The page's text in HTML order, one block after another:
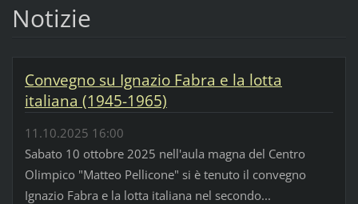
Notizie
Convegno su Ignazio Fabra e la lotta
italiana (1945-1965)
11.10.2025 16:00
Sabato 10 ottobre 2025 nell'aula magna del Centro
Olimpico "Matteo Pellicone" si è tenuto il convegno
Ignazio Fabra e la lotta italiana nel secondo...